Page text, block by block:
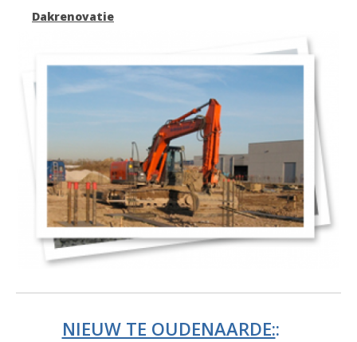
Dakrenovatie
NIEUW TE OUDENAARDE::